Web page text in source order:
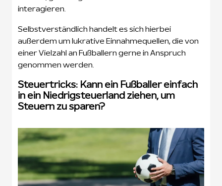
interagieren.
Selbstverständlich handelt es sich hierbei
außerdem um lukrative Einnahmequellen, die von
einer Vielzahl an Fußballern gerne in Anspruch
genommen werden.
Steuertricks: Kann ein Fußballer einfach
in ein Niedrigsteuerland ziehen, um
Steuern zu sparen?